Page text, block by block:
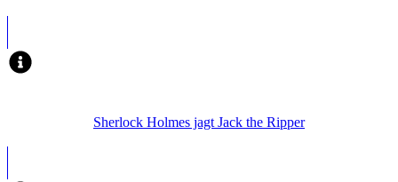
Sherlock Holmes jagt Jack the Ripper